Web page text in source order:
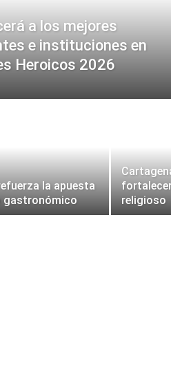
a los mejores
e instituciones en
Heroicos 2026
la apuesta
gastronómico
religioso